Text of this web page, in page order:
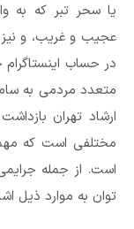
یا سحر تبر که به
عجیب و غریب، و نیز
در حساب
متعدد مردمی به
ارشاد تهران
مختلفی است که
است. از جمله
توان به موارد ذیل